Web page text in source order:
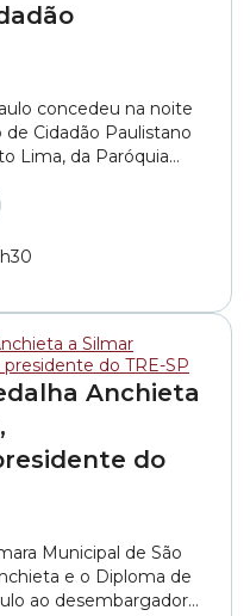
concedeu na noite
de Cidadão Paulistano
Lima, da Paróquia
pelo vereador
Lima nasceu em 12
Campo Mourão,
Anchieta
do
Municipal de São
e o Diploma de
ao desembargador